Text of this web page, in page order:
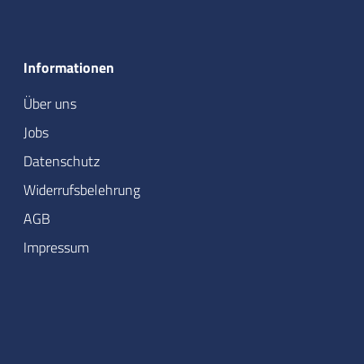
Informationen
Über uns
Jobs
Datenschutz
Widerrufsbelehrung
AGB
Impressum